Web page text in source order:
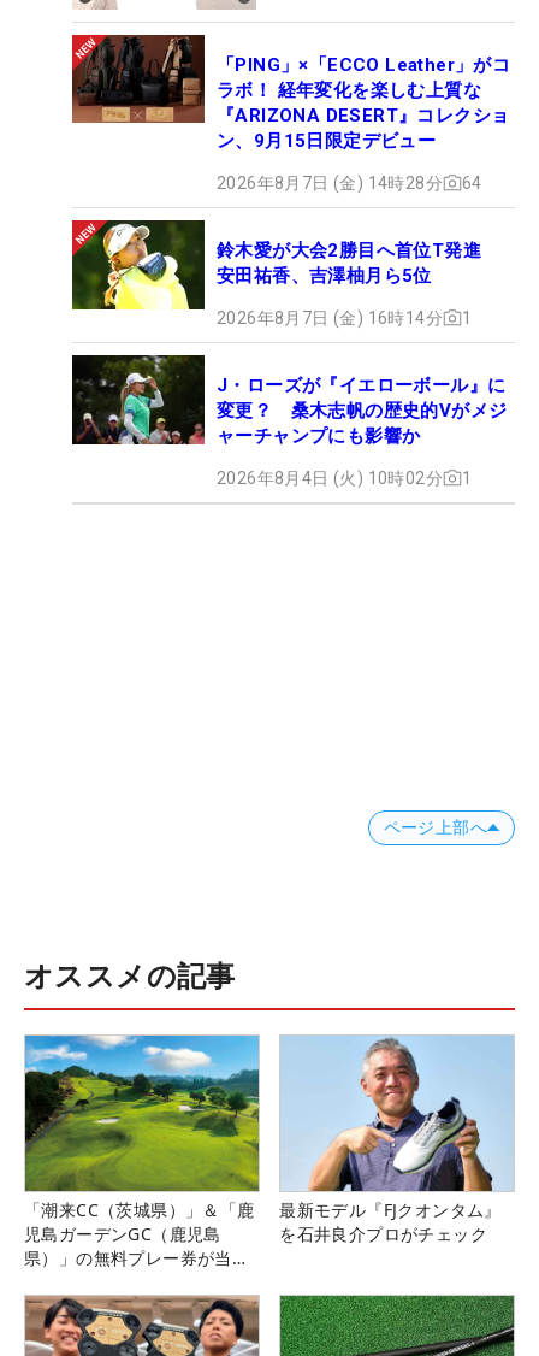
「PING」×「ECCO Leather」がコ
ラボ！ 経年変化を楽しむ上質な
『ARIZONA DESERT』コレクショ
ン、9月15日限定デビュー
2026年8月7日 (金) 14時28分 64
鈴木愛が大会2勝目へ首位T発進
安田祐香、吉澤柚月ら5位
2026年8月7日 (金) 16時14分 1
J・ローズが『イエローボール』に
変更？ 桑木志帆の歴史的Vがメジ
ャーチャンプにも影響か
2026年8月4日 (火) 10時02分 1
ページ上部へ
オススメの記事
「潮来CC（茨城県）」＆「鹿
児島ガーデンGC（鹿児島
県）」の無料プレー券が当た
最新モデル『FJクオンタム』
を石井良介プロがチェック